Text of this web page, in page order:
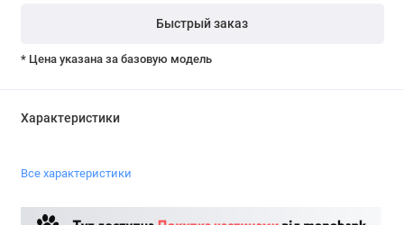
Быстрый заказ
* Цена указана за базовую модель
Характеристики
Все характеристики